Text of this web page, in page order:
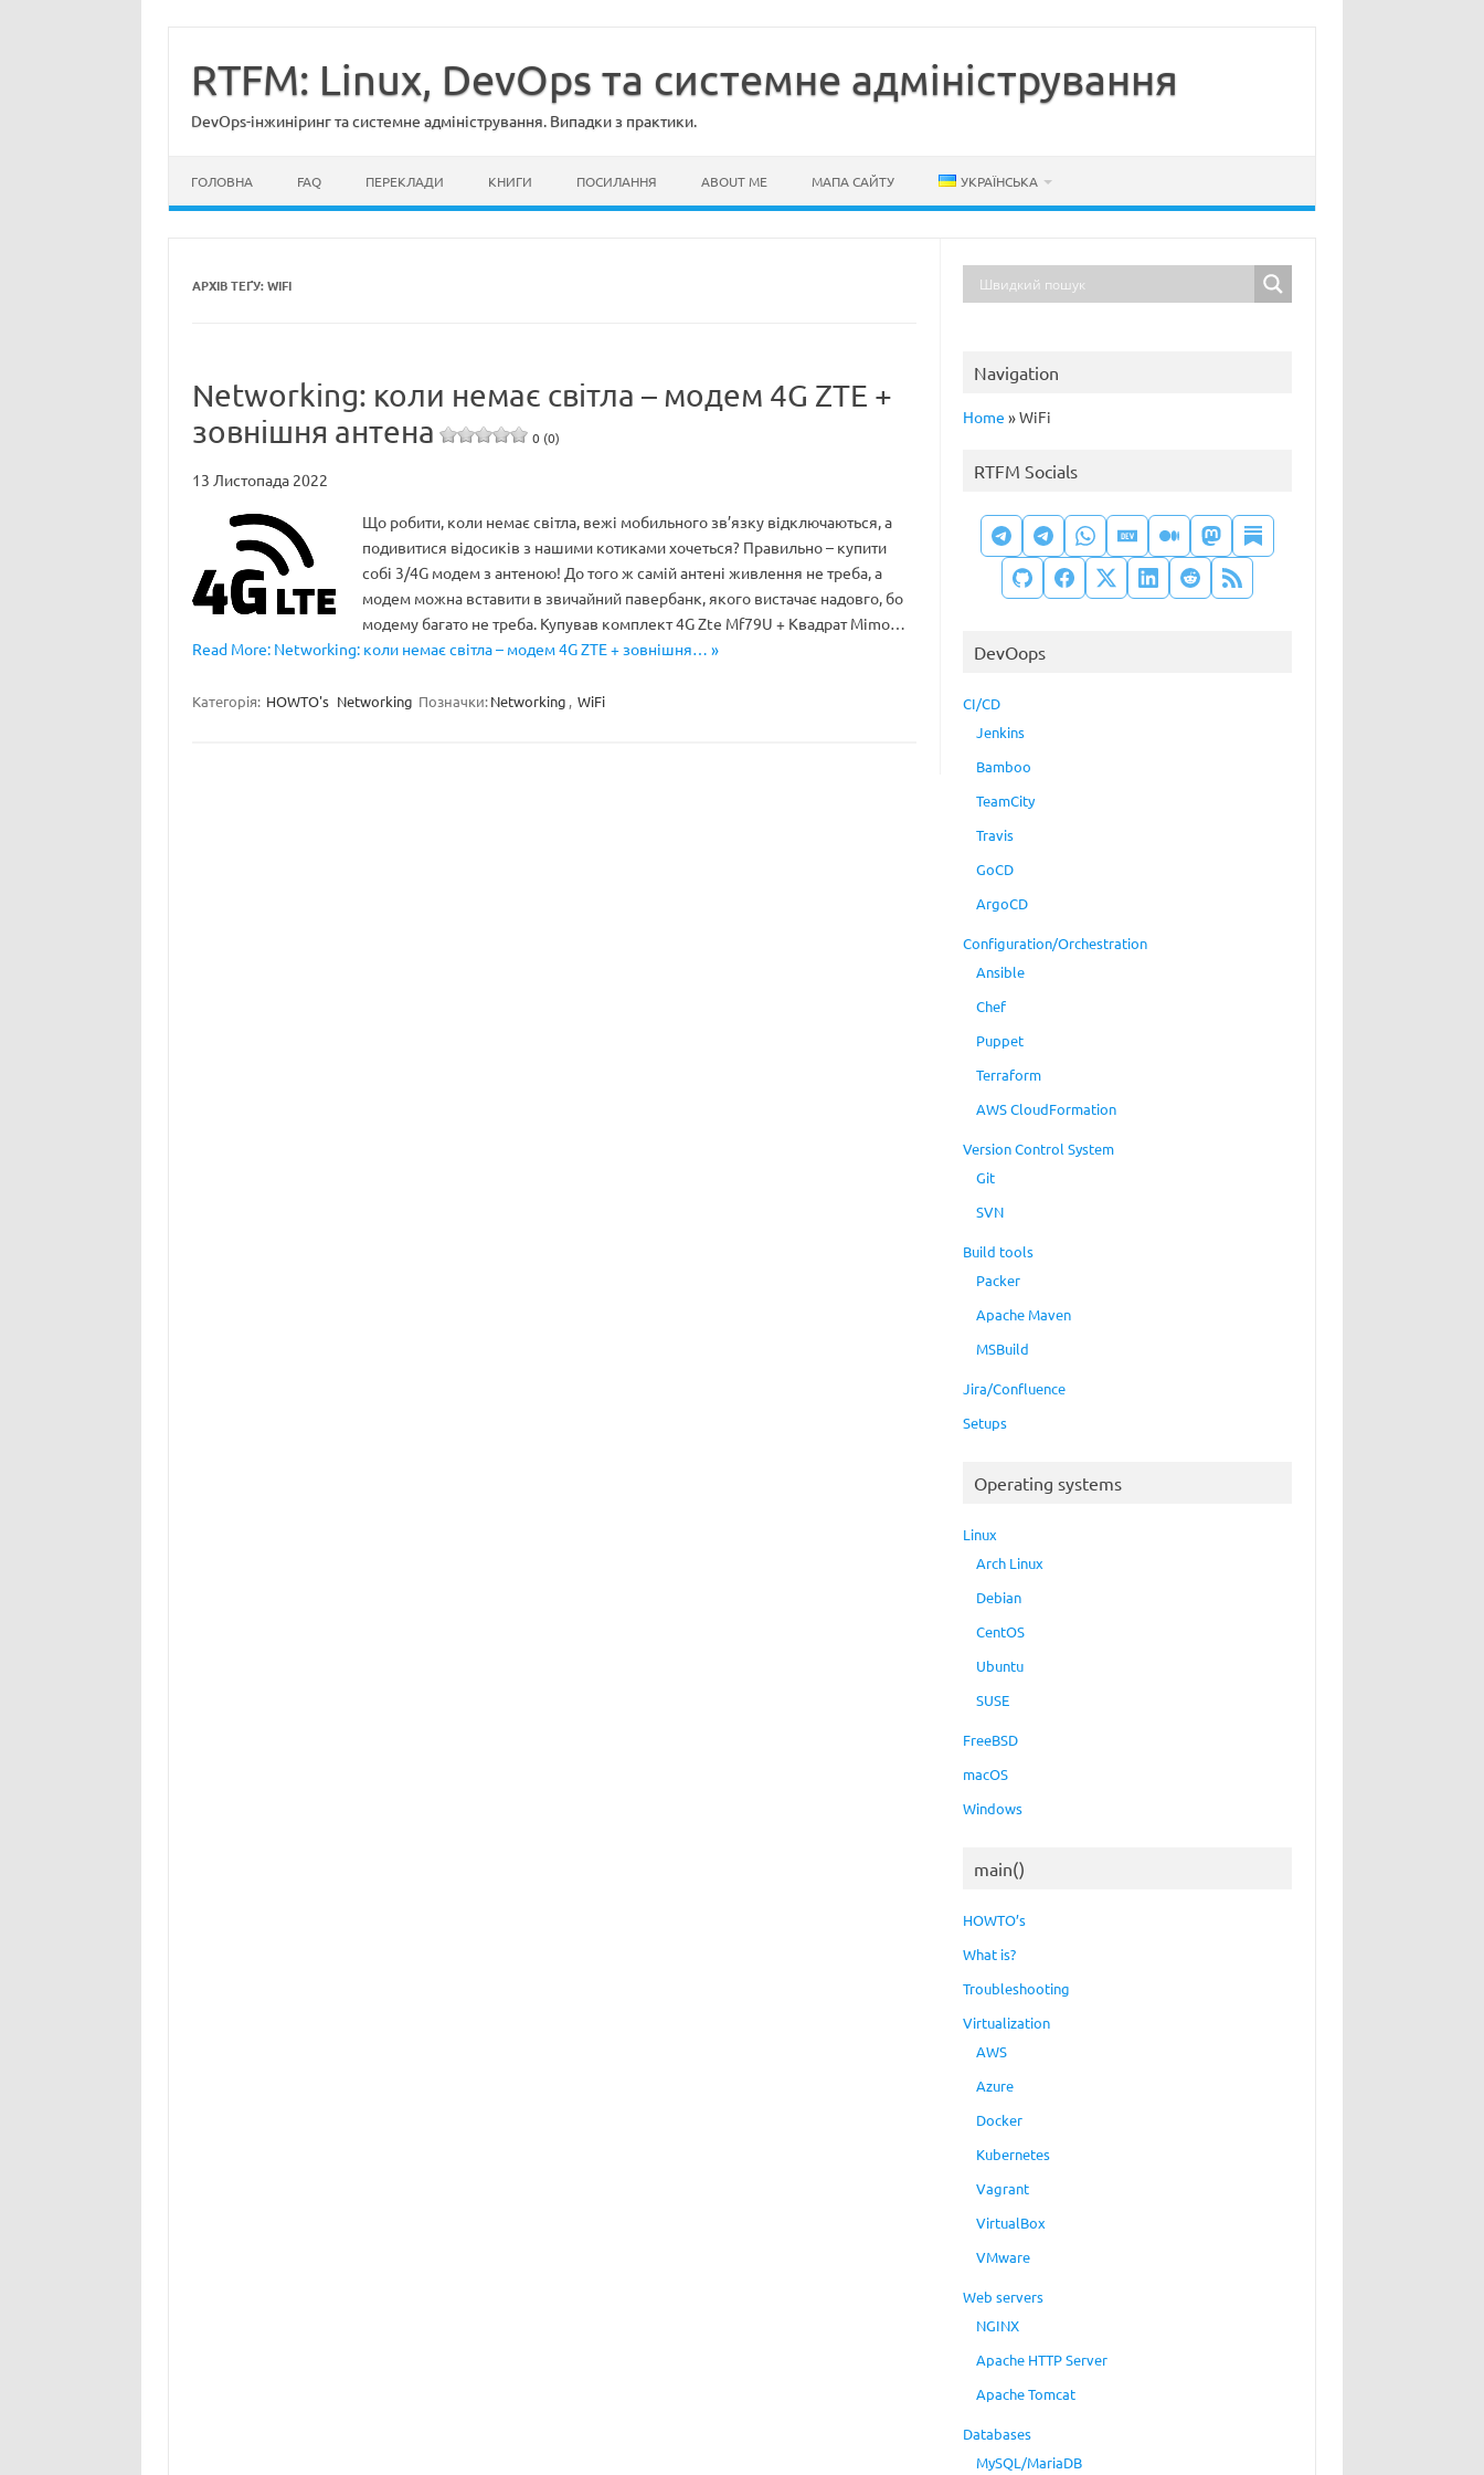
вмістуRTFM: Linux, DevOps та системне адміністрування
DevOps-інжиніринг та системне адміністрування. Випадки з практики.
ГОЛОВНА FAQ ПЕРЕКЛАДИ КНИГИ ПОСИЛАННЯ ABOUT ME МАПА САЙТУ УКРАЇНСЬКА
АРХІВ ТЕҐУ:WIFI
Networking: коли немає світла – модем 4G ZTE +
зовнішня антена
0 (0)
13 Листопада 2022
Що робити, коли немає світла, вежі мобильного зв’язку відключаються, а
подивитися відосиків з нашими котиками хочеться? Правильно – купити
собі 3/4G модем з антеною! До того ж самій антені живлення не треба, а
модем можна вставити в звичайний павербанк, якого вистачає надовго, бо
модему багато не треба. Купував комплект 4G Zte Mf79U + Квадрат Mimo…
Read More: Networking: коли немає світла – модем 4G ZTE + зовнішня… »
Категорія: HOWTO's Networking Позначки:Networking , WiFi
Navigation
Home »WiFi
RTFM Socials
DevOops
CI/CD
Jenkins
Bamboo
TeamCity
Travis
GoCD
ArgoCD
Configuration/Orchestration
Ansible
Chef
Puppet
Terraform
AWS CloudFormation
Version Control System
Git
SVN
Build tools
Packer
Apache Maven
MSBuild
Jira/Confluence
Setups
Operating systems
Linux
Arch Linux
Debian
CentOS
Ubuntu
SUSE
FreeBSD
macOS
Windows
main()
HOWTO’s
What is?
Troubleshooting
Virtualization
AWS
Azure
Docker
Kubernetes
Vagrant
VirtualBox
VMware
Web servers
NGINX
Apache HTTP Server
Apache Tomcat
Databases
MySQL/MariaDB